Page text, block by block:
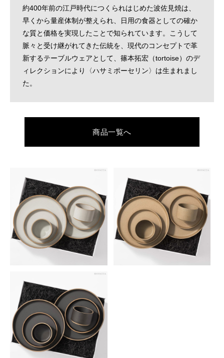
約400年前の江戸時代につくられはじめた波佐見焼は、
早くから量産体制が整えられ、日用の食器としての確か
な質と価格を実現したことで知られています。こうして
脈々と受け継がれてきた伝統を、現代のコンセプトで革
新するテーブルウェアとして、篠本拓宏（tortoise）のデ
ィレクションにより〈ハサミポーセリン〉は生まれまし
た。
商品一覧へ